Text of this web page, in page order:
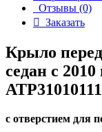
Отзывы (0)
Заказать
Крыло
седан с
с отверстием для